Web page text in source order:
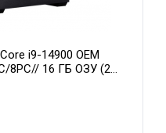
i9-14900 OEM
8PC// 16 ГБ ОЗУ (2
S OC 16GB